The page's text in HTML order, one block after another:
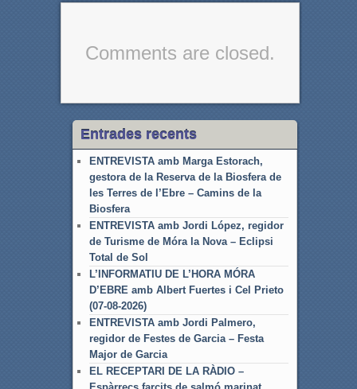
Comments are closed.
Entrades recents
ENTREVISTA amb Marga Estorach,
gestora de la Reserva de la Biosfera de
les Terres de l’Ebre – Camins de la
Biosfera
ENTREVISTA amb Jordi López, regidor
de Turisme de Móra la Nova – Eclipsi
Total de Sol
L’INFORMATIU DE L’HORA MÓRA
D’EBRE amb Albert Fuertes i Cel Prieto
(07-08-2026)
ENTREVISTA amb Jordi Palmero,
regidor de Festes de Garcia – Festa
Major de Garcia
EL RECEPTARI DE LA RÀDIO –